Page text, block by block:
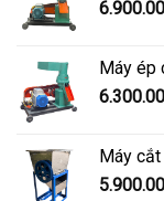
Máy ép
Máy